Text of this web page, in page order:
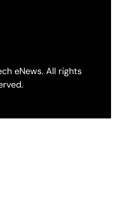
eNews. All rights